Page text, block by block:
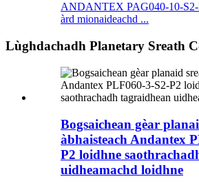
ANDANTEX PAG040-10-S2-
àrd mionaideachd ...
Lùghdachadh Planetary Sreath
Bogsaichean gèar
àbhaisteach Andantex
P2 loidhne
uidheamachd loidhne